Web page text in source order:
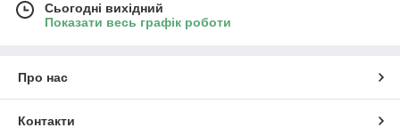
Сьогодні вихідний
Показати весь графік роботи
Про нас
Контакти